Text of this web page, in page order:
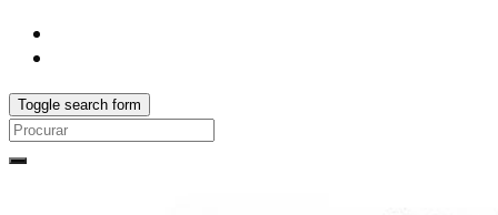
Toggle search form
Search